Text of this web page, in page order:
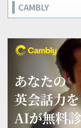
CAMBLY